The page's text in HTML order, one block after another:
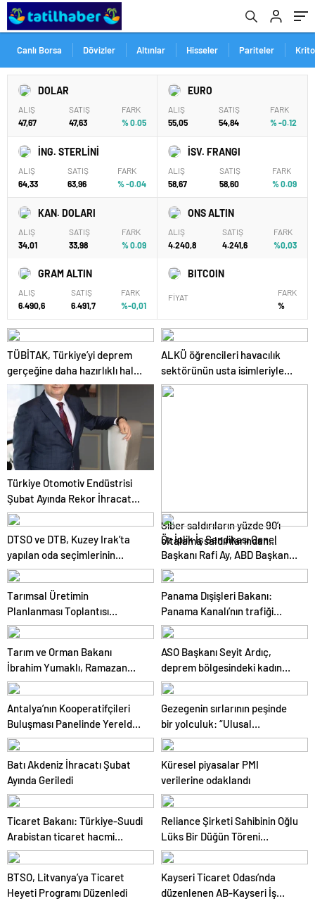
Canlı Borsa Dövizler Altınlar Hisseler Pariteler
DOLAR
ALIŞ
47,67
SATIŞ
47,63
FARK
% 0.05
EURO
ALIŞ
55,05
SATIŞ
54,84
FARK
% -0.12
İNG. STERLİNİ
ALIŞ
64,33
SATIŞ
63,96
FARK
% -0.04
İSV. FRANGI
ALIŞ
58,67
SATIŞ
58,60
FARK
% 0.09
KAN. DOLARI
ALIŞ
34,01
SATIŞ
33,98
FARK
% 0.09
ONS ALTIN
ALIŞ
4.240,8
SATIŞ
4.241,6
FARK
%0,03
GRAM ALTIN
ALIŞ
6.490,6
SATIŞ
6.491,7
FARK
%-0,01
BITCOIN
FİYAT
FARK
%
TÜBİTAK, Türkiye’yi deprem
gerçeğine daha hazırlıklı hale
getiriyor
ALKÜ öğrencileri havacılık
sektörünün usta isimleriyle
buluştu
Türkiye Otomotiv Endüstrisi
Şubat Ayında Rekor İhracat
Yaptı
Siber saldırıların yüzde 90’ı
oltalama saldırılarından
oluşuyor
DTSO ve DTB, Kuzey Irak’ta
yapılan oda seçimlerinin
ardından işbirliklerini
güçlendirmek için ziyaretler
gerçekleştirdi
Öz İplik İş Sendikası Genel
Başkanı Rafi Ay, ABD Başkanı
Joe Biden’ın Özel Danışmanı ile
görüştü
Tarımsal Üretimin
Planlanması Toplantısı
Tekirdağ’da Gerçekleşti
Panama Dışişleri Bakanı:
Panama Kanalı’nın trafiği
artıyor
Tarım ve Orman Bakanı
İbrahim Yumaklı, Ramazan
denetimlerini sıklaştırdıklarını
açıkladı
ASO Başkanı Seyit Ardıç,
deprem bölgesindeki kadın
girişimcilerin desteklenmesi
gerektiğini vurguladı
Antalya’nın Kooperatifçileri
Buluşması Panelinde Yerelden
Kalkınma İçin Yapılması
Gerekenler Tartışıldı
Gezegenin sırlarının peşinde
bir yolculuk: “Ulusal
Antarktika Bilim Seferleri”
Batı Akdeniz İhracatı Şubat
Ayında Geriledi
Küresel piyasalar PMI
verilerine odaklandı
Ticaret Bakanı: Türkiye-Suudi
Arabistan ticaret hacmi
artacak
Reliance Şirketi Sahibinin Oğlu
Lüks Bir Düğün Töreni
Düzenledi
BTSO, Litvanya’ya Ticaret
Heyeti Programı Düzenledi
Kayseri Ticaret Odası’nda
düzenlenen AB-Kayseri İş